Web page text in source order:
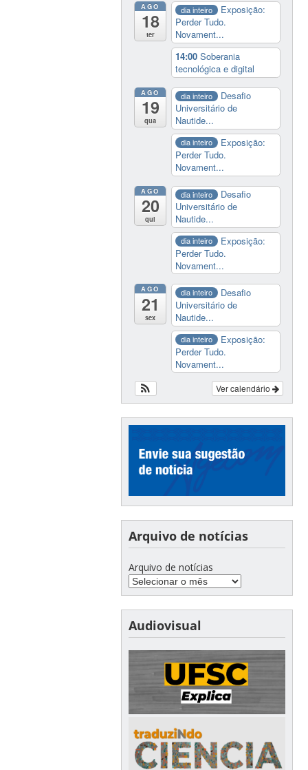
AGO
18
ter
dia inteiro
Exposição:
Perder Tudo.
Novament...
14:00Soberania
tecnológica e digital
AGO
19
qua
dia inteiro
Desafio
Universitário de
Nautide...
dia inteiro
Exposição:
Perder Tudo.
Novament...
AGO
20
qui
dia inteiro
Desafio
Universitário de
Nautide...
dia inteiro
Exposição:
Perder Tudo.
Novament...
AGO
21
sex
dia inteiro
Desafio
Universitário de
Nautide...
dia inteiro
Exposição:
Perder Tudo.
Novament...
Ver calendário
Arquivo de notícias
Arquivo de notícias
Audiovisual